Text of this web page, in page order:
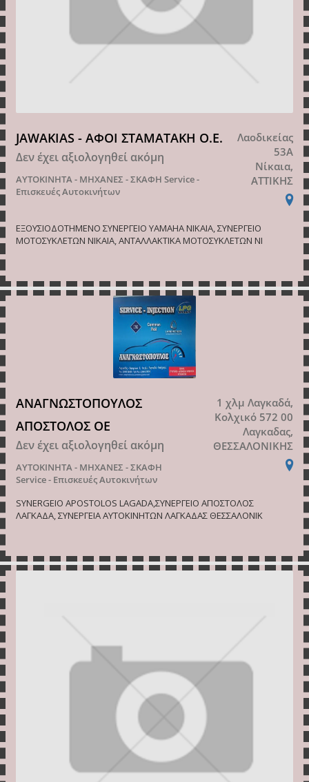
JAWAKIAS - ΑΦΟΙ ΣΤΑΜΑΤΑΚΗ Ο.Ε.
Δεν έχει αξιολογηθεί ακόμη
ΑΥΤΟΚΙΝΗΤΑ - ΜΗΧΑΝΕΣ - ΣΚΑΦΗ Service -
Επισκευές Αυτοκινήτων
Λαοδικείας
53Α
Νίκαια,
ΑΤΤΙΚΗΣ
ΕΞΟΥΣΙΟΔΟΤΗΜΕΝΟ ΣΥΝΕΡΓΕΙΟ YAMAHA ΝΙΚΑΙΑ, ΣΥΝΕΡΓΕΙΟ
ΜΟΤΟΣΥΚΛΕΤΩΝ ΝΙΚΑΙΑ, ΑΝΤΑΛΛΑΚΤΙΚΑ ΜΟΤΟΣΥΚΛΕΤΩΝ ΝΙ
ΑΝΑΓΝΩΣΤΟΠΟΥΛΟΣ
ΑΠΟΣΤΟΛΟΣ ΟΕ
Δεν έχει αξιολογηθεί ακόμη
ΑΥΤΟΚΙΝΗΤΑ - ΜΗΧΑΝΕΣ - ΣΚΑΦΗ
Service - Επισκευές Αυτοκινήτων
1 χλμ Λαγκαδά,
Κολχικό 572 00
Λαγκαδας,
ΘΕΣΣΑΛΟΝΙΚΗΣ
SYNERGEIO APOSTOLOS LAGADA,ΣΥΝΕΡΓΕΙΟ ΑΠΟΣΤΟΛΟΣ
ΛΑΓΚΑΔΑ, ΣΥΝΕΡΓΕΙΑ ΑΥΤΟΚΙΝΗΤΩΝ ΛΑΓΚΑΔΑΣ ΘΕΣΣΑΛΟΝΙΚ